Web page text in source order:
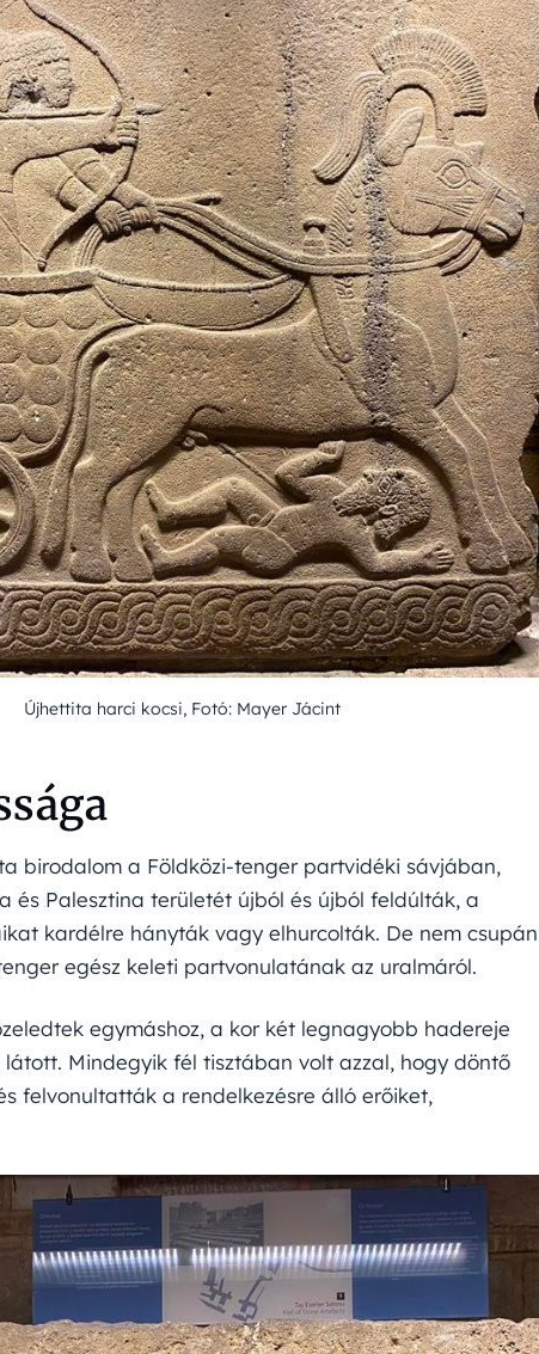
Újhettita harci kocsi, Fotó: Mayer Jácint
birodalom a Földközi-tenger partvidéki sávjában,
és Palesztina területét újból és újból feldúlták, a
kardélre hányták vagy elhurcolták. De nem csupán
egész keleti partvonulatának az uralmáról.
egymáshoz, a kor két legnagyobb hadereje
Mindegyik fél tisztában volt azzal, hogy döntő
felvonultatták a rendelkezésre álló erőiket,